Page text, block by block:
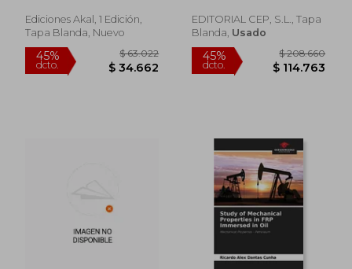
Ediciones Akal, 1 Edición,
Tapa Blanda, Nuevo
Gestión integrada de
recursos humanos
EDITORIAL CEP, S.L., Tapa
Blanda, Usado